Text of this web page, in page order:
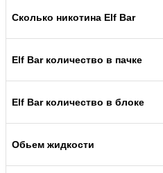
Сколько никотина Elf Bar
Elf Bar количество в пачке
Elf Bar количество в блоке
Обьем жидкости